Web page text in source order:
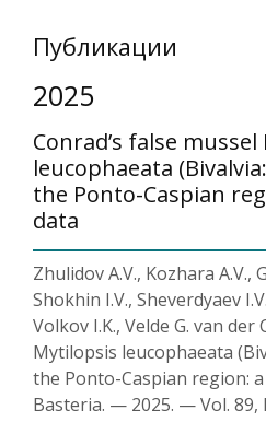
Публикации
2025
Conrad’s false
leucophaeata
the Ponto-Caspian
data
Zhulidov A.V., Kozhara A.V.,
Shokhin I.V., Sheverdyaev
Volkov I.K., Velde G. van der
Mytilopsis leucophaeata
the Ponto-Caspian region:
Basteria. — 2025. — Vol. 89,